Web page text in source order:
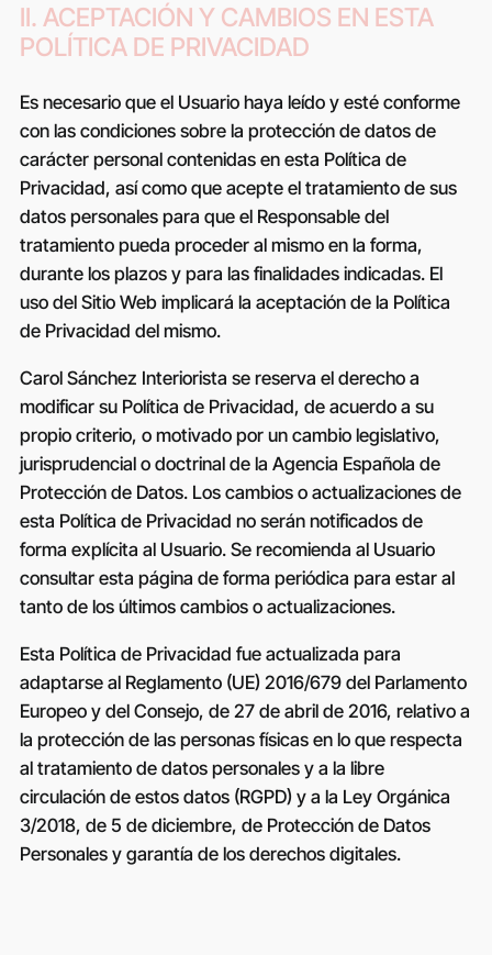
II. ACEPTACIÓN Y CAMBIOS EN ESTA
POLÍTICA DE PRIVACIDAD
Es necesario que el Usuario haya leído y esté conforme
con las condiciones sobre la protección de datos de
carácter personal contenidas en esta Política de
Privacidad, así como que acepte el tratamiento de sus
datos personales para que el Responsable del
tratamiento pueda proceder al mismo en la forma,
durante los plazos y para las finalidades indicadas. El
uso del Sitio Web implicará la aceptación de la Política
de Privacidad del mismo.
Carol Sánchez Interiorista se reserva el derecho a
modificar su Política de Privacidad, de acuerdo a su
propio criterio, o motivado por un cambio legislativo,
jurisprudencial o doctrinal de la Agencia Española de
Protección de Datos. Los cambios o actualizaciones de
esta Política de Privacidad no serán notificados de
forma explícita al Usuario. Se recomienda al Usuario
consultar esta página de forma periódica para estar al
tanto de los últimos cambios o actualizaciones.
Esta Política de Privacidad fue actualizada para
adaptarse al Reglamento (UE) 2016/679 del Parlamento
Europeo y del Consejo, de 27 de abril de 2016, relativo a
la protección de las personas físicas en lo que respecta
al tratamiento de datos personales y a la libre
circulación de estos datos (RGPD) y a la Ley Orgánica
3/2018, de 5 de diciembre, de Protección de Datos
Personales y garantía de los derechos digitales.